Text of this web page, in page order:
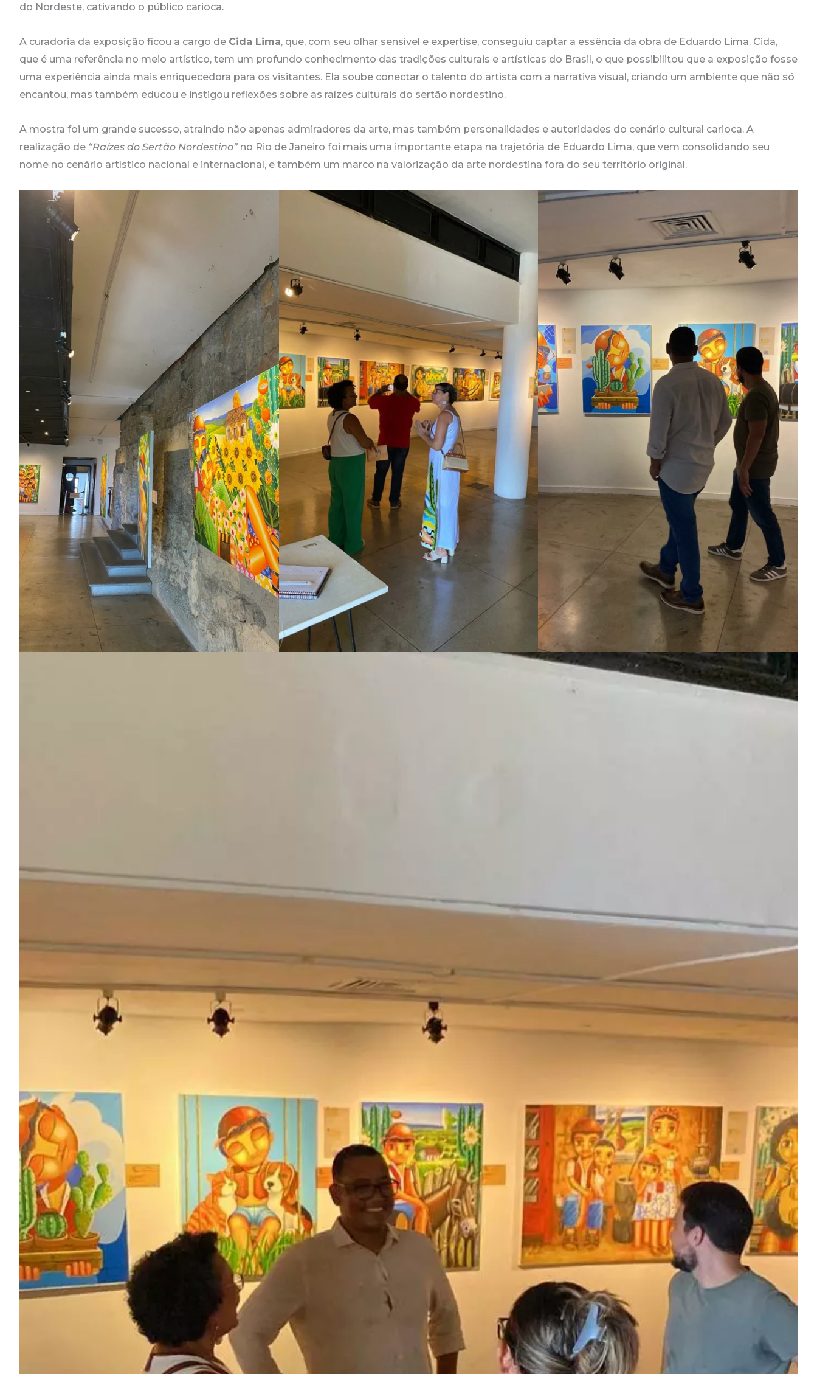
do Nordeste, cativando o público carioca.
A curadoria da exposição ficou a cargo de Cida Lima, que, com seu olhar sensível e expertise, conseguiu captar a essência da obra de Eduardo Lima. Cida,
que é uma referência no meio artístico, tem um profundo conhecimento das tradições culturais e artísticas do Brasil, o que possibilitou que a exposição fosse
uma experiência ainda mais enriquecedora para os visitantes. Ela soube conectar o talento do artista com a narrativa visual, criando um ambiente que não só
encantou, mas também educou e instigou reflexões sobre as raízes culturais do sertão nordestino.
A mostra foi um grande sucesso, atraindo não apenas admiradores da arte, mas também personalidades e autoridades do cenário cultural carioca. A
realização de “Raízes do Sertão Nordestino” no Rio de Janeiro foi mais uma importante etapa na trajetória de Eduardo Lima, que vem consolidando seu
nome no cenário artístico nacional e internacional, e também um marco na valorização da arte nordestina fora do seu território original.